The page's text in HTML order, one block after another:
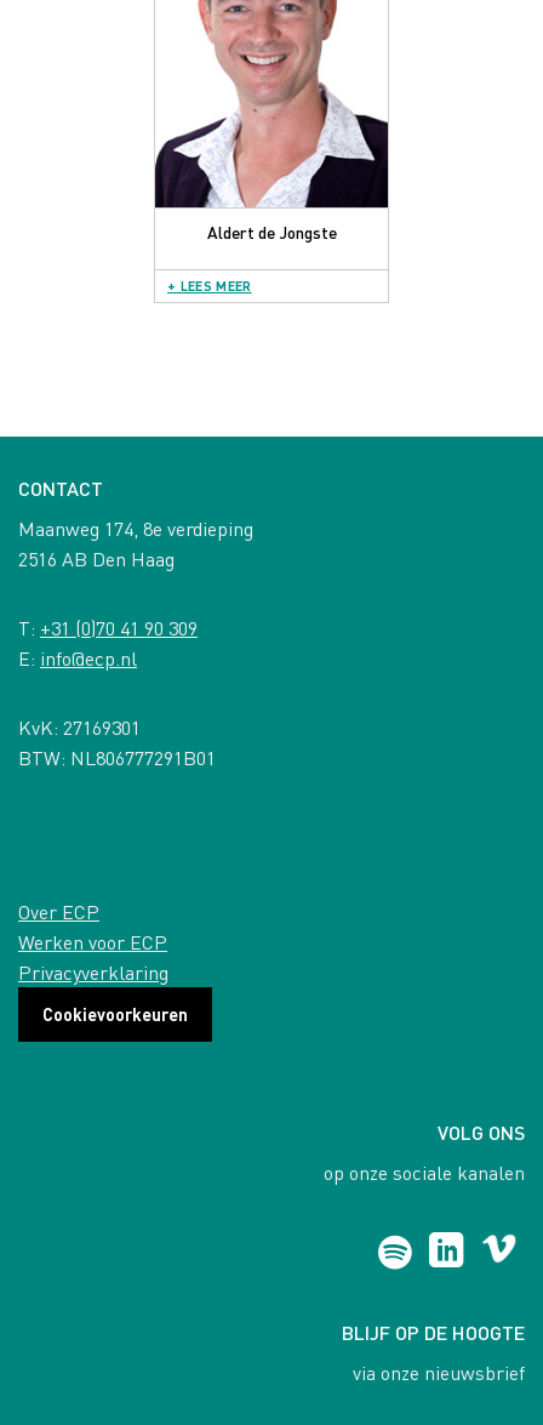
Aldert de Jongste
+ LEES MEER
CONTACT
Maanweg 174, 8e verdieping
2516 AB Den Haag
T: +31 (0)70 41 90 309
E: info@ecp.nl
KvK: 27169301
BTW: NL806777291B01
Over ECP
Werken voor ECP
Privacyverklaring
Cookievoorkeuren
VOLG ONS
op onze sociale kanalen
BLIJF OP DE HOOGTE
via onze nieuwsbrief